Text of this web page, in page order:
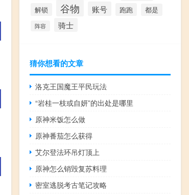
解锁 谷物 账号 跑跑 都是
阵容 骑士
猜你想看的文章
洛克王国魔王平民玩法
“岩桂一枝或自妍”的出处是哪里
原神米饭怎么做
原神番茄怎么获得
艾尔登法环吊灯顶上
原神怎么销毁复苏料理
密室逃脱考古笔记攻略